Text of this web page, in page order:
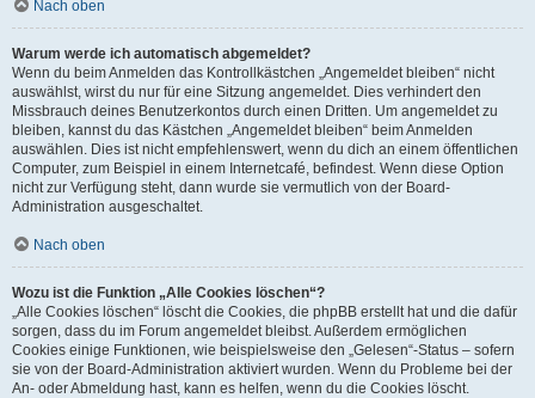
Nach oben
Warum werde ich automatisch abgemeldet?
Wenn du beim Anmelden das Kontrollkästchen „Angemeldet bleiben“ nicht
auswählst, wirst du nur für eine Sitzung angemeldet. Dies verhindert den
Missbrauch deines Benutzerkontos durch einen Dritten. Um angemeldet zu
bleiben, kannst du das Kästchen „Angemeldet bleiben“ beim Anmelden
auswählen. Dies ist nicht empfehlenswert, wenn du dich an einem öffentlichen
Computer, zum Beispiel in einem Internetcafé, befindest. Wenn diese Option
nicht zur Verfügung steht, dann wurde sie vermutlich von der Board-
Administration ausgeschaltet.
Nach oben
Wozu ist die Funktion „Alle Cookies löschen“?
„Alle Cookies löschen“ löscht die Cookies, die phpBB erstellt hat und die dafür
sorgen, dass du im Forum angemeldet bleibst. Außerdem ermöglichen
Cookies einige Funktionen, wie beispielsweise den „Gelesen“-Status – sofern
sie von der Board-Administration aktiviert wurden. Wenn du Probleme bei der
An- oder Abmeldung hast, kann es helfen, wenn du die Cookies löscht.